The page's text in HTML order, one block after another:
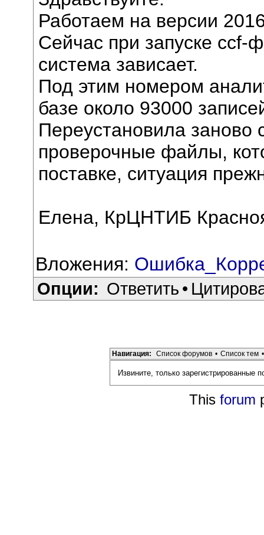
Работаем на версии
Сейчас при запуске ccf-
система зависает.
Под этим номером
базе около 93000
Переустановила заново
проверочные файлы,
поставке, ситуация
Елена, КрЦНТИБ
Вложения:
Опции: Ответить •
Навигация: Список форумов • Список тем •
Извините, только зарегистрированные
This forum